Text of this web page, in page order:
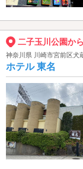
二子玉川公園か
神奈川県 川崎市宮前区犬
ホテル 東名